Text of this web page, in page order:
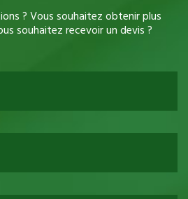
? Vous souhaitez obtenir plus
souhaitez recevoir un devis ?